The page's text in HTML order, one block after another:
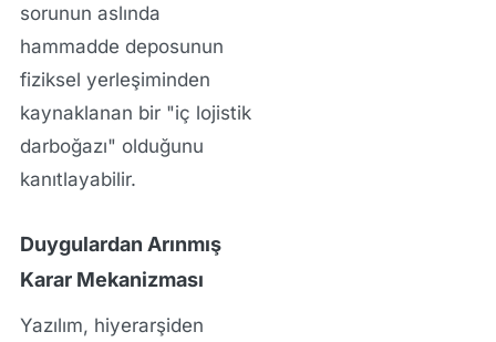
sorunun aslında
hammadde deposunun
fiziksel yerleşiminden
kaynaklanan bir "iç lojistik
darboğazı" olduğunu
kanıtlayabilir.
Duygulardan Arınmış
Karar Mekanizması
Yazılım, hiyerarşiden